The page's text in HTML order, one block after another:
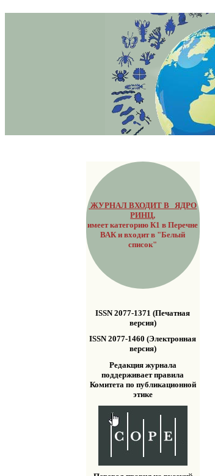
ЖУРНАЛ ВХОДИТ В ЯДРО
РИНЦ,
имеет категорию К1 в Перечне
ВАК и входит в "Белый
список"
ISSN 2077-1371 (Печатная
версия)
ISSN 2077-1460 (Электронная
версия)
Редакция журнала
поддерживает правила
Комитета по публикационной
этике